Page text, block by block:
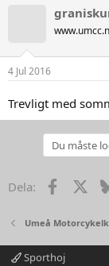
4 Jul 2016
Trevligt med
Du måste
Dela:
Umeå
Sporthoj